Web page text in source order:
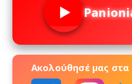
Ακολούθησέ μας στα